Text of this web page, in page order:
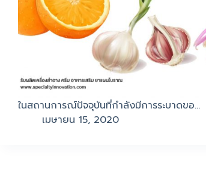
ในสถานการณ์ปัจจุบันที่กำลังมีการระบาดขอ…
เมษายน 15, 2020